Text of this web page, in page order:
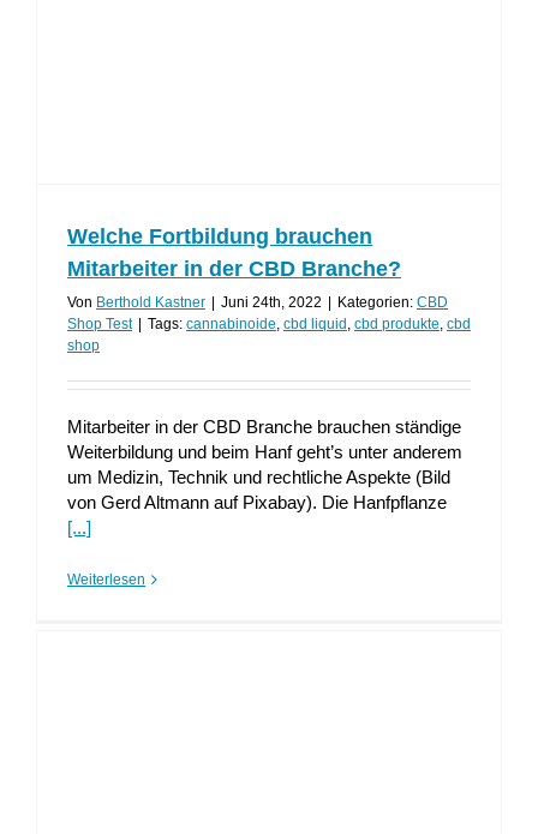
Welche Fortbildung brauchen
Mitarbeiter in der CBD Branche?
Von Berthold Kastner | Juni 24th, 2022 | Kategorien: CBD
Shop Test | Tags: cannabinoide cbd liquid cbd produkte cbd
shop
Mitarbeiter in der CBD Branche brauchen ständige
Weiterbildung und beim Hanf geht’s unter anderem
um Medizin, Technik und rechtliche Aspekte (Bild
von Gerd Altmann auf Pixabay). Die Hanfpflanze
[...]
Weiterlesen